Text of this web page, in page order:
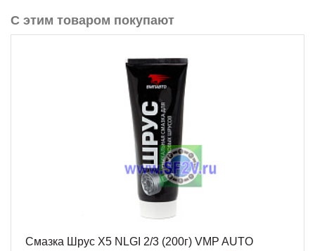
С этим товаром покупают
Смазка Шрус X5 NLGI 2/3 (200г) VMP AUTO